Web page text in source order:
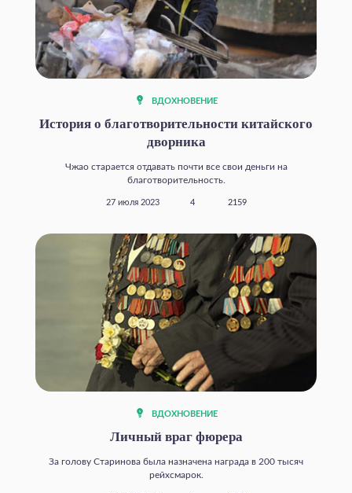
ВДОХНОВЕНИЕ
История о благотворительности китайского
дворника
Чжао старается отдавать почти все свои деньги на
благотворительность.
27 июля 2023 4 2159
ВДОХНОВЕНИЕ
Личный враг фюрера
За голову Старинова была назначена награда в 200 тысяч
рейхсмарок.